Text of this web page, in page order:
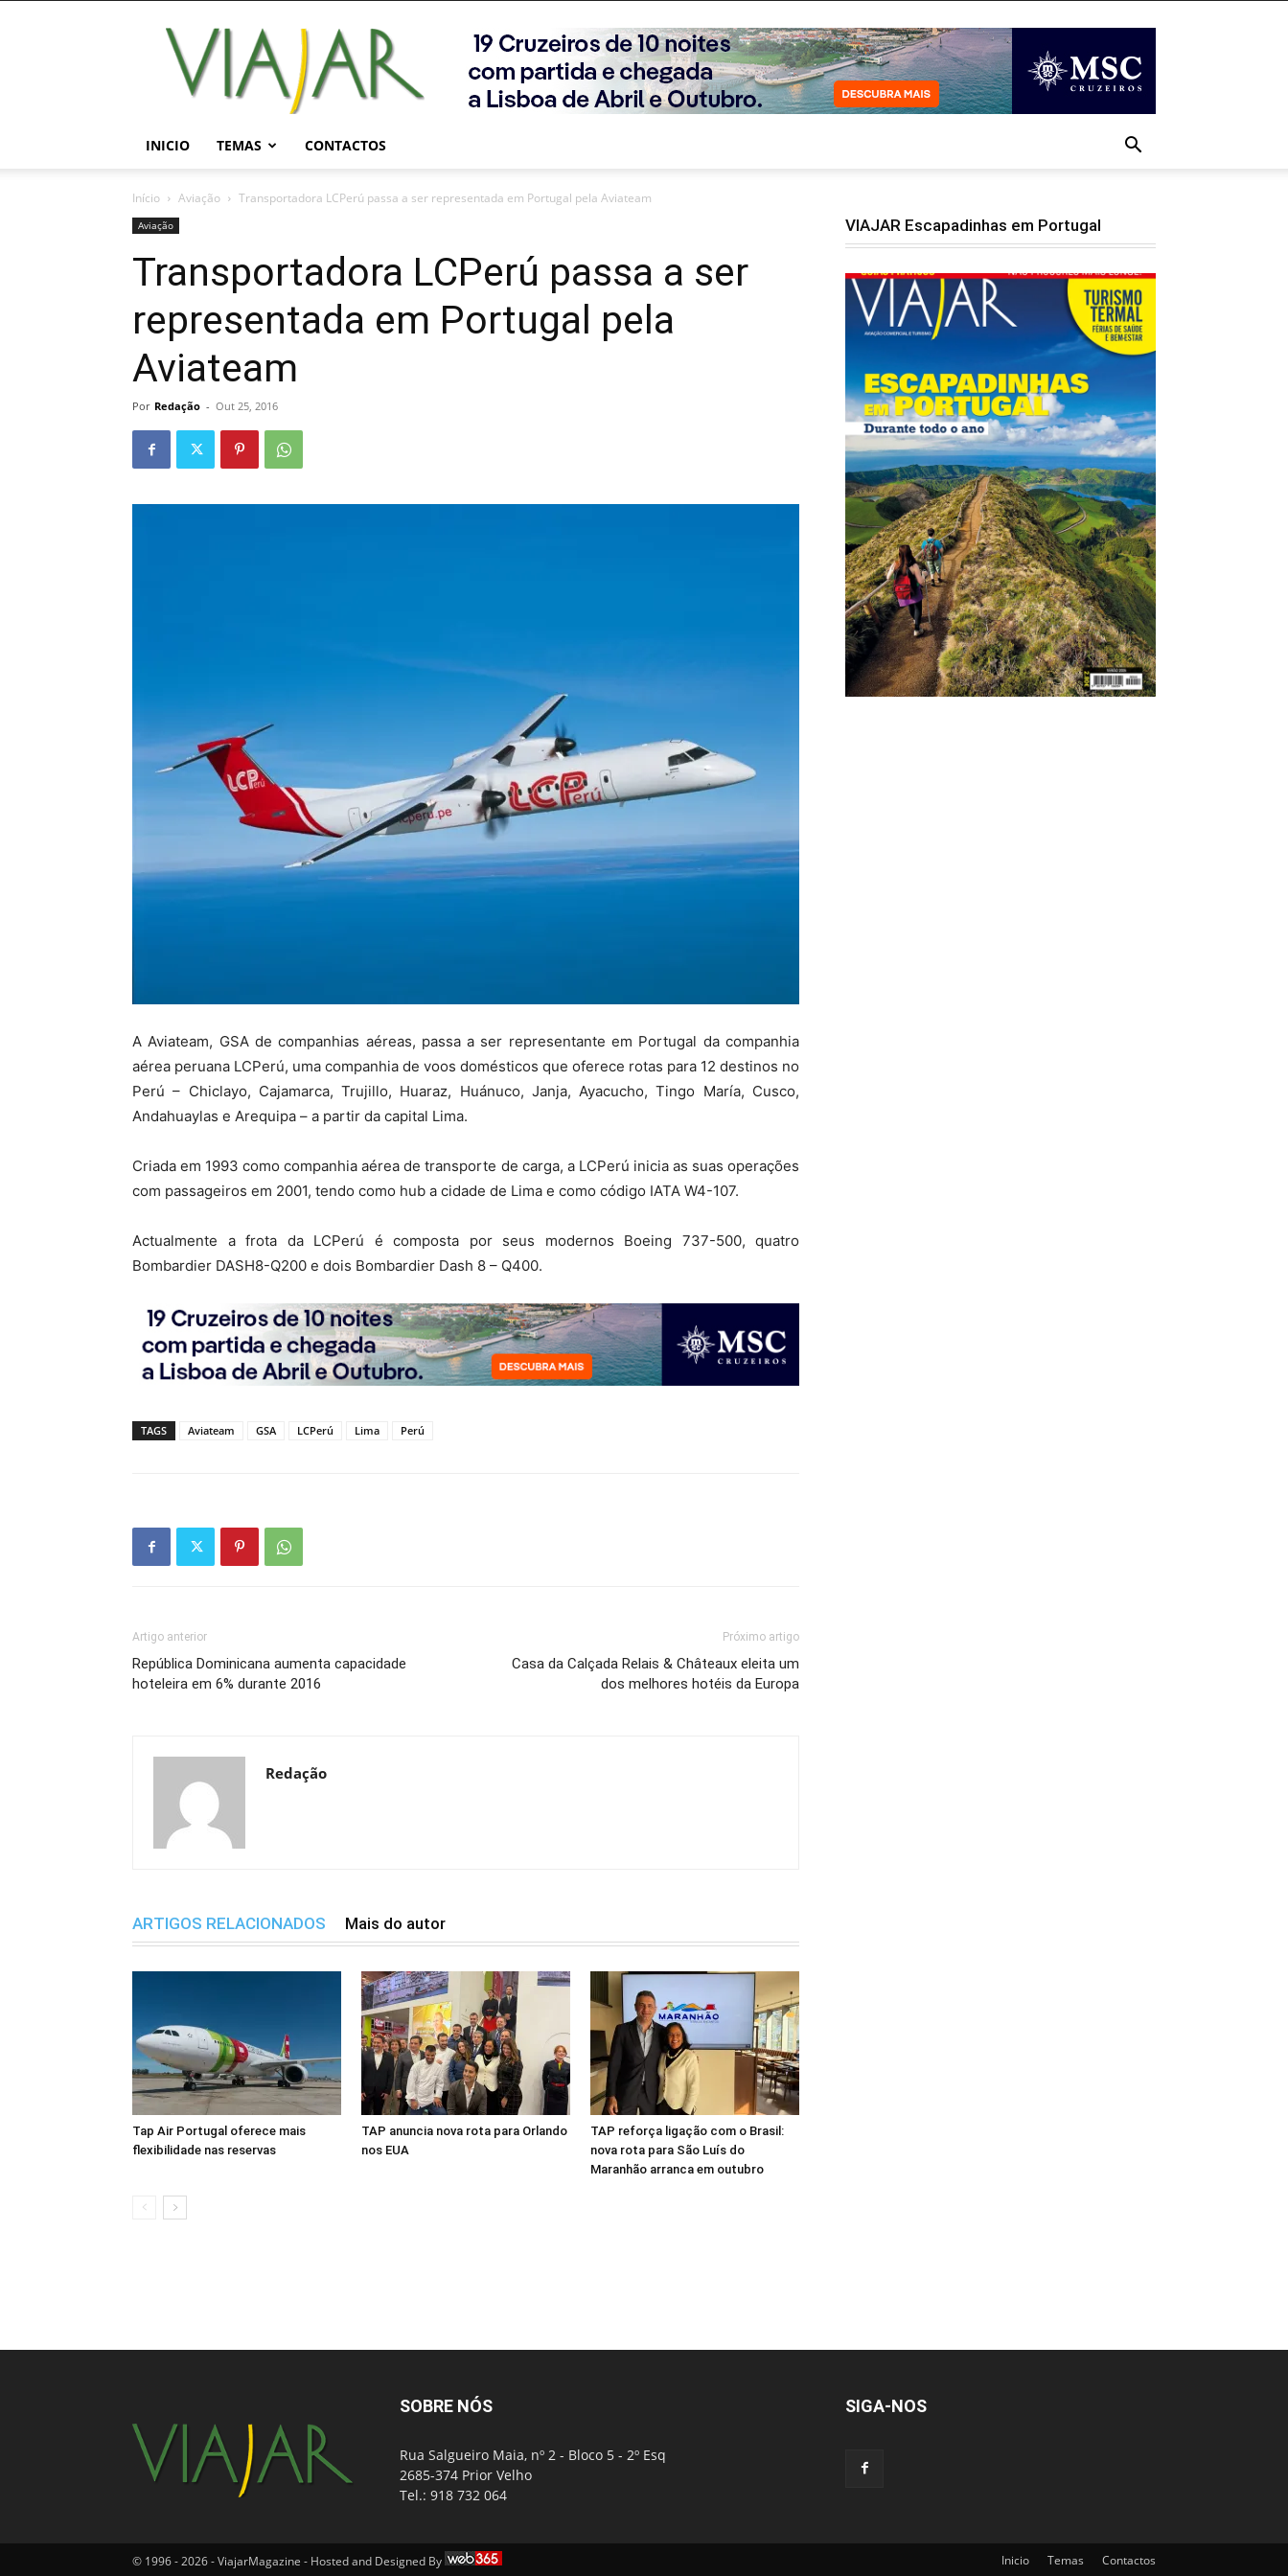
Viajar
Magazine
Online
INICIO TEMAS CONTACTOS
Início Aviação Transportadora LCPerú passa a ser representada em Portugal pela Aviateam
Aviação
Transportadora LCPerú passa a ser
representada em Portugal pela
Aviateam
Por Redação - Out 25, 2016
A Aviateam, GSA de companhias aéreas, passa a ser representante em Portugal da companhia
aérea peruana LCPerú, uma companhia de voos domésticos que oferece rotas para 12 destinos no
Perú – Chiclayo, Cajamarca, Trujillo, Huaraz, Huánuco, Janja, Ayacucho, Tingo María, Cusco,
Andahuaylas e Arequipa – a partir da capital Lima.
Criada em 1993 como companhia aérea de transporte de carga, a LCPerú inicia as suas operações
com passageiros em 2001, tendo como hub a cidade de Lima e como código IATA W4-107.
Actualmente a frota da LCPerú é composta por seus modernos Boeing 737-500, quatro
Bombardier DASH8-Q200 e dois Bombardier Dash 8 – Q400.
TAGS Aviateam GSA LCPerú Lima Perú
Artigo anterior
República Dominicana aumenta capacidade
hoteleira em 6% durante 2016
Próximo artigo
Casa da Calçada Relais & Châteaux eleita um
dos melhores hotéis da Europa
Redação
ARTIGOS RELACIONADOS Mais do autor
Tap Air Portugal oferece mais
flexibilidade nas reservas
TAP anuncia nova rota para Orlando
nos EUA
TAP reforça ligação com o Brasil:
nova rota para São Luís do
Maranhão arranca em outubro
VIAJAR Escapadinhas em Portugal
SOBRE NÓS
Rua Salgueiro Maia, nº 2 - Bloco 5 - 2º Esq
2685-374 Prior Velho
Tel.: 918 732 064
SIGA-NOS
Inicio Temas Contactos
© 1996 - 2026 - ViajarMagazine - Hosted and Designed By